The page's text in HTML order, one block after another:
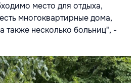
место для отдыха,
многоквартирные дома,
также несколько больниц", -